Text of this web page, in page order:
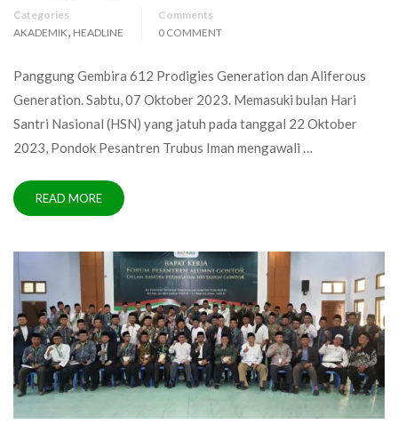
Categories
AKADEMIK, HEADLINE
Comments
0 COMMENT
Panggung Gembira 612 Prodigies Generation dan Aliferous
Generation. Sabtu, 07 Oktober 2023. Memasuki bulan Hari
Santri Nasional (HSN) yang jatuh pada tanggal 22 Oktober
2023, Pondok Pesantren Trubus Iman mengawali …
READ MORE